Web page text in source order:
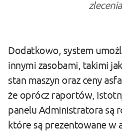
Dodatkowo, system
innymi zasobami, takimi
stan maszyn oraz ceny
że oprócz raportów,
panelu Administratora są
które są prezentowane w